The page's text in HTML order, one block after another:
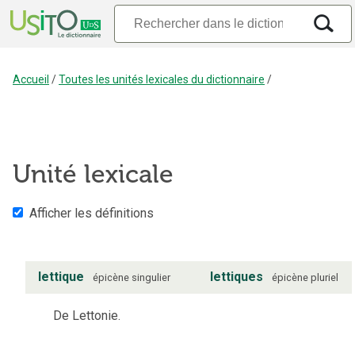
Accueil /Toutes les unités lexicales du dictionnaire /
Unité lexicale
Afficher les définitions
lettique épicène singulier lettiques épicène pluriel
De Lettonie.